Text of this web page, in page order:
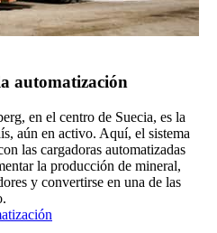
automatización
en el centro de Suecia, es la
aún en activo. Aquí, el sistema
las cargadoras automatizadas
la producción de mineral,
y convertirse en una de las